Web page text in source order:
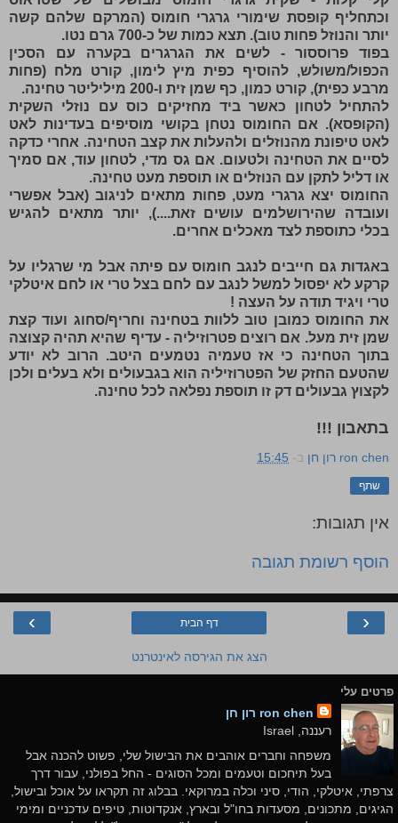
וכתחליף קופסת שימורי גרגרי חומוס (המרקם שלהם קשה
יותר והנוזל פחות טוב). תצא כמות של כ-700 גרם נטו.
בפוד פרוססור - לשים את הגרגרים בקערה עם הסכין
הכפול/משולש, להוסיף כפית מיץ לימון, קורט מלח (פחות
מרבע כפית), קורט כמון, כף שמן זית ו-200 מיליליטר טחינה.
להתחיל לטחון כאשר ביד מחזיקים כוס עם נוזלי השקית
(הקופסא). אם החומוס נטחן בקושי מוסיפים בעדינות לאט
לאט טיפונת מהנוזלים ולהעלות את קצב הטחינה. אחרי כדקה
לסיים את הטחינה ולטעום. אם גס מדי, לטחון עוד, אם סמיך
או דליל לתקן עם הנוזלים או תוספת מעט טחינה.
החומוס יצא גרגרי מעט, פחות מתאים לניגוב (אבל אפשרי
ועובדה שהירושלמים עושים זאת....), יותר מתאים להגיש
בכלי כתוספת לצד מאכלים אחרים.
באגדות גם חייבים לנגב חומוס עם פיתה אבל מי שרגליו על
קרקע לא יפסול למשל לנגב עם לחם בצל טרי או לחם איטלקי
טרי ויגיד תודה על העצה !
את החומוס כמובן טוב ללוות בטחינה וחריף/סחוג ועוד קצת
שמן זית מעל. אם רוצים פטרוזיליה - עדיף שהיא תהיה קצוצה
בתוך הטחינה כי אז טעמיה נטמעים היטב. הרוב לא יודע
שהטעם החזק של הפטרוזיליה הוא בגבעולים ולא בעלים ולכן
לקצוץ גבעולים דק זו תוספת נפלאה לכל טחינה.
בתאבון !!!
ron chen רון חן ב- 15:45
שתף
אין תגובות:
הוסף רשומת תגובה
‹
› דף הבית
הצג את הגירסה לאינטרנט
פרטים עלי
ron chen רון חן
רעננה, Israel
משפחה וחברים אוהבים את הבישול שלי, פשוט להכנה אבל
בעל תיחכום וטעמים ומכל הסוגים - החל בפולני, עבור דרך
צרפתי, איטלקי, הודי, סיני וכלה במרוקאי. בבלוג זה תקראו על אוכל ובישול,
הגיגים, מתכונים, מסעדות בחו"ל ובארץ, אנקדוטות, טיפים עדכניים ומימי